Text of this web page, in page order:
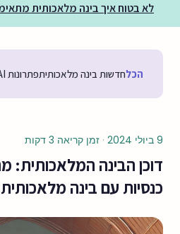
לא בטוח איך בינה מלאכותית
הכלחדשות בינה מלאכותיתפתרונות AI לעסקים
9 ביולי 2024 · זמן קריאה 3 דקות
דוכן הבינה
כנסיות עם בינה מלאכותית